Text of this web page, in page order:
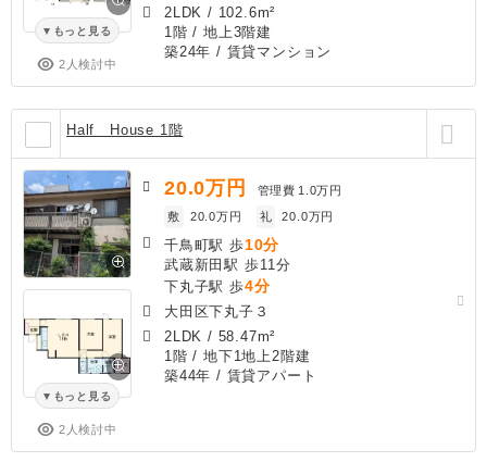
もっと見る
2人検討中
2LDK / 102.6m²
1階 / 地上3階建
築24年 / 賃貸マンション
Half House 1階
もっと見る
2人検討中
20.0万円 管理費 1.0万円
敷
20.0万円 礼 20.0万円
千鳥町駅 歩10分
武蔵新田駅 歩11分
下丸子駅 歩4分
大田区下丸子３
2LDK / 58.47m²
1階 / 地下1地上2階建
築44年 / 賃貸アパート